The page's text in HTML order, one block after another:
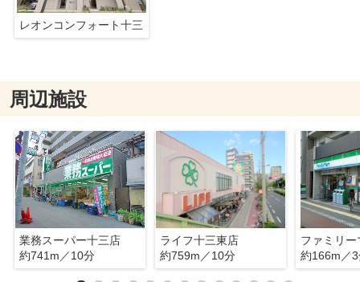
レオンコンフォート十三
周辺施設
業務スーパー十三店
約741m／10分
ライフ十三東店
約759m／10分
約166m／